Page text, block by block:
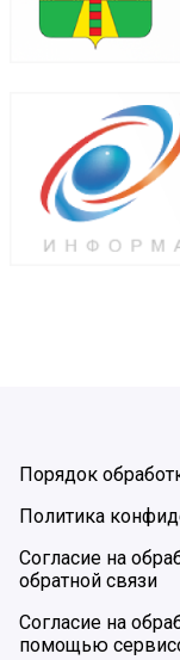
Порядок
Политика
Согласие на
обратной связи
Согласие на
помощью